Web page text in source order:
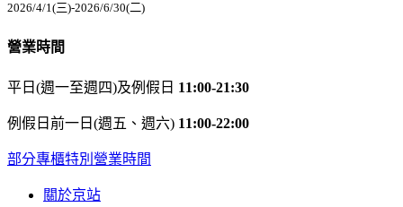
2026/4/1(三)-2026/6/30(二)
營業時間
平日(週一至週四)及例假日 11:00-21:30
例假日前一日(週五、週六) 11:00-22:00
部分專櫃特別營業時間
關於京站